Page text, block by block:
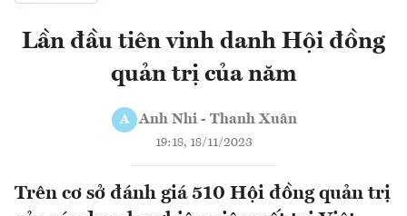
Lần đầu tiên vinh danh Hội đồng
quản trị của năm
A Anh Nhi - Thanh Xuân
19:18, 18/11/2023
Trên cơ sở đánh giá 510 Hội đồng quản trị